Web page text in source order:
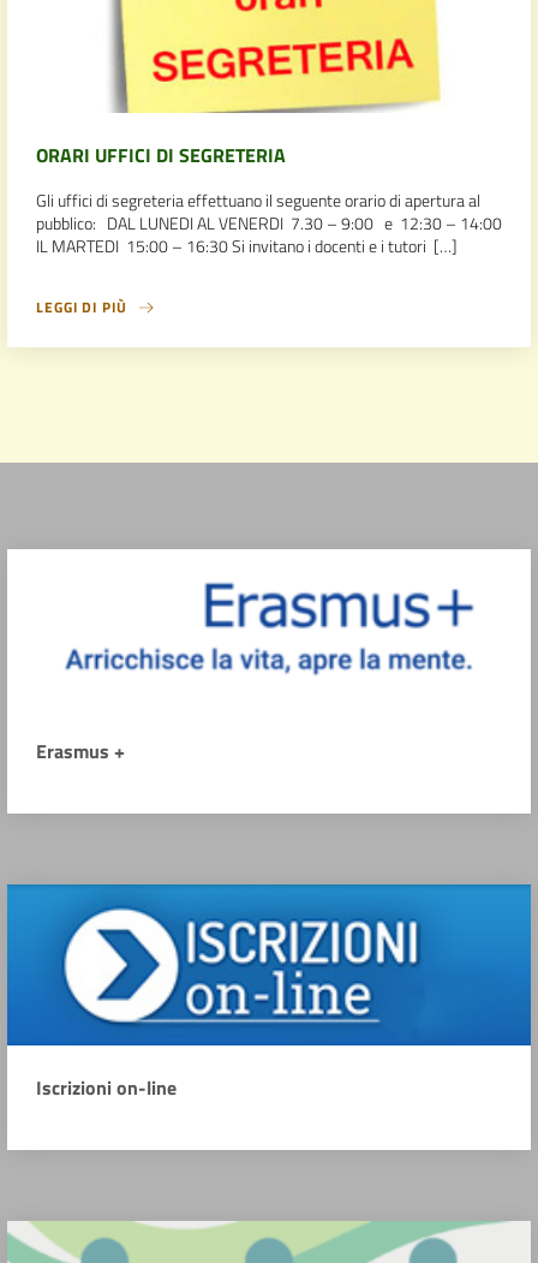
ORARI UFFICI DI SEGRETERIA
Gli uffici di segreteria effettuano il seguente orario di apertura al
pubblico: DAL LUNEDI AL VENERDI 7.30 – 9:00 e 12:30 – 14:00
IL MARTEDI 15:00 – 16:30 Si invitano i docenti e i tutori […]
LEGGI DI PIÙ
Erasmus +
Iscrizioni on-line